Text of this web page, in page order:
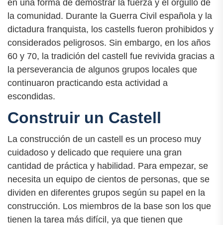
en una forma de demostrar la fuerza y el orgullo de
la comunidad. Durante la Guerra Civil española y la
dictadura franquista, los castells fueron prohibidos y
considerados peligrosos. Sin embargo, en los años
60 y 70, la tradición del castell fue revivida gracias a
la perseverancia de algunos grupos locales que
continuaron practicando esta actividad a
escondidas.
Construir un Castell
La construcción de un castell es un proceso muy
cuidadoso y delicado que requiere una gran
cantidad de práctica y habilidad. Para empezar, se
necesita un equipo de cientos de personas, que se
dividen en diferentes grupos según su papel en la
construcción. Los miembros de la base son los que
tienen la tarea más difícil, ya que tienen que